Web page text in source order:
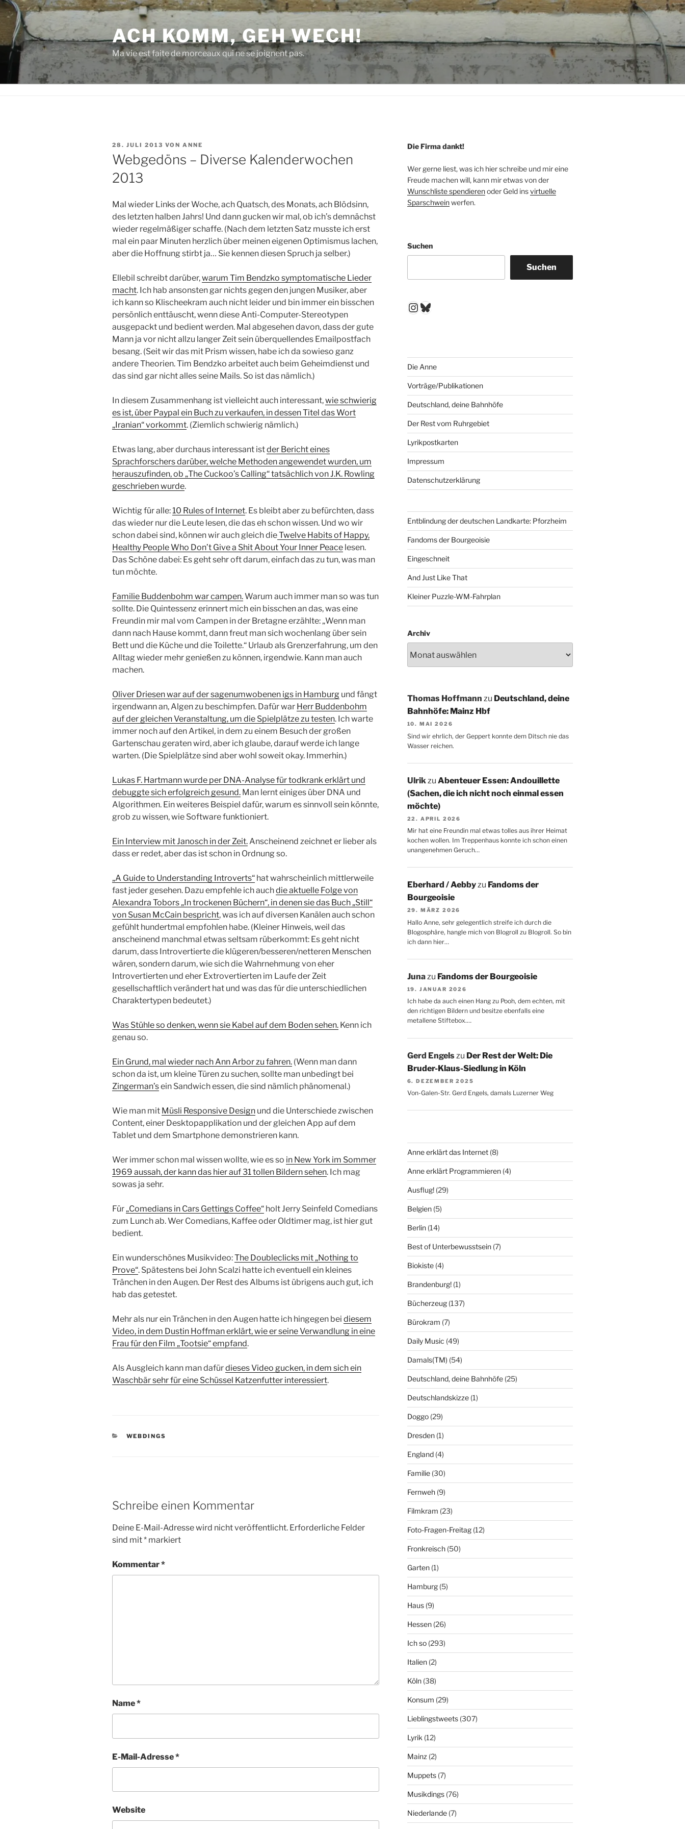
Zum
Inhalt
springen
ACH KOMM, GEH WECH!
Ma vie est faite de morceaux qui ne se joignent pas.
VERÖFFENTLICHT
AM
28. JULI 2013 VON ANNE
Webgedöns – Diverse Kalenderwochen
2013
Mal wieder Links der Woche, ach Quatsch, des Monats, ach Blödsinn,
des letzten halben Jahrs! Und dann gucken wir mal, ob ich’s demnächst
wieder regelmäßiger schaffe. (Nach dem letzten Satz musste ich erst
mal ein paar Minuten herzlich über meinen eigenen Optimismus lachen,
aber die Hoffnung stirbt ja… Sie kennen diesen Spruch ja selber.)
Ellebil schreibt darüber,warum Tim Bendzko symptomatische Lieder
macht. Ich hab ansonsten gar nichts gegen den jungen Musiker, aber
ich kann so Klischeekram auch nicht leider und bin immer ein bisschen
persönlich enttäuscht, wenn diese Anti-Computer-Stereotypen
ausgepackt und bedient werden. Mal abgesehen davon, dass der gute
Mann ja vor nicht allzu langer Zeit sein überquellendes Emailpostfach
besang. (Seit wir das mit Prism wissen, habe ich da sowieso ganz
andere Theorien. Tim Bendzko arbeitet auch beim Geheimdienst und
das sind gar nicht alles seine Mails. So ist das nämlich.)
In diesem Zusammenhang ist vielleicht auch interessant,wie schwierig
es ist, über Paypal ein Buch zu verkaufen, in dessen Titel das Wort
„Iranian“ vorkommt. (Ziemlich schwierig nämlich.)
Etwas lang, aber durchaus interessant istder Bericht eines
Sprachforschers darüber, welche Methoden angewendet wurden, um
herauszufinden, ob „The Cuckoo’s Calling“ tatsächlich von J.K. Rowling
geschrieben wurde.
Wichtig für alle:10 Rules of Internet. Es bleibt aber zu befürchten, dass
das wieder nur die Leute lesen, die das eh schon wissen. Und wo wir
schon dabei sind, können wir auch gleich dieTwelve Habits of Happy,
Healthy People Who Don’t Give a Shit About Your Inner Peace lesen.
Das Schöne dabei: Es geht sehr oft darum, einfach das zu tun, was man
tun möchte.
Familie Buddenbohm war campen.Warum auch immer man so was tun
sollte. Die Quintessenz erinnert mich ein bisschen an das, was eine
Freundin mir mal vom Campen in der Bretagne erzählte: „Wenn man
dann nach Hause kommt, dann freut man sich wochenlang über sein
Bett und die Küche und die Toilette.“ Urlaub als Grenzerfahrung, um den
Alltag wieder mehr genießen zu können, irgendwie. Kann man auch
machen.
Oliver Driesen war auf der sagenumwobenen igs in Hamburg und fängt
irgendwann an, Algen zu beschimpfen. Dafür war Herr Buddenbohm
auf der gleichen Veranstaltung, um die Spielplätze zu testen. Ich warte
immer noch auf den Artikel, in dem zu einem Besuch der großen
Gartenschau geraten wird, aber ich glaube, darauf werde ich lange
warten. (Die Spielplätze sind aber wohl soweit okay. Immerhin.)
Lukas F. Hartmann wurde per DNA-Analyse für todkrank erklärt und
debuggte sich erfolgreich gesund. Man lernt einiges über DNA und
Algorithmen. Ein weiteres Beispiel dafür, warum es sinnvoll sein könnte,
grob zu wissen, wie Software funktioniert.
Ein Interview mit Janosch in der Zeit.Anscheinend zeichnet er lieber als
dass er redet, aber das ist schon in Ordnung so.
„A Guide to Understanding Introverts“ hat wahrscheinlich mittlerweile
fast jeder gesehen. Dazu empfehle ich auchdie aktuelle Folge von
Alexandra Tobors „In trockenen Büchern“, in denen sie das Buch „Still“
von Susan McCain bespricht, was ich auf diversen Kanälen auch schon
gefühlt hundertmal empfohlen habe. (Kleiner Hinweis, weil das
anscheinend manchmal etwas seltsam rüberkommt: Es geht nicht
darum, dass Introvertierte die klügeren/besseren/netteren Menschen
wären, sondern darum, wie sich die Wahrnehmung von eher
Introvertierten und eher Extrovertierten im Laufe der Zeit
gesellschaftlich verändert hat und was das für die unterschiedlichen
Charaktertypen bedeutet.)
Was Stühle so denken, wenn sie Kabel auf dem Boden sehen. Kenn ich
genau so.
Ein Grund, mal wieder nach Ann Arbor zu fahren. (Wenn man dann
schon da ist, um kleine Türen zu suchen, sollte man unbedingt bei
Zingerman’sein Sandwich essen, die sind nämlich phänomenal.)
Wie man mit Müsli Responsive Design und die Unterschiede zwischen
Content, einer Desktopapplikation und der gleichen App auf dem
Tablet und dem Smartphone demonstrieren kann.
Wer immer schon mal wissen wollte, wie es so in New York im Sommer
1969 aussah, der kann das hier auf 31 tollen Bildern sehen. Ich mag
sowas ja sehr.
Für „Comedians in Cars Gettings Coffee“ holt Jerry Seinfeld Comedians
zum Lunch ab. Wer Comedians, Kaffee oder Oldtimer mag, ist hier gut
bedient.
Ein wunderschönes Musikvideo:The Doubleclicks mit „Nothing to
Prove“. Spätestens bei John Scalzi hatte ich eventuell ein kleines
Tränchen in den Augen. Der Rest des Albums ist übrigens auch gut, ich
hab das getestet.
Mehr als nur ein Tränchen in den Augen hatte ich hingegen bei diesem
Video, in dem Dustin Hoffman erklärt, wie er seine Verwandlung in eine
Frau für den Film „Tootsie“ empfand.
Als Ausgleich kann man dafürdieses Video gucken, in dem sich ein
Waschbär sehr für eine Schüssel Katzenfutter interessiert.
KATEGORIEN
WEBDINGS
Schreibe einen Kommentar
Deine E-Mail-Adresse wird nicht veröffentlicht. Erforderliche Felder
sind mit* markiert
Kommentar*
Name*
E-Mail-Adresse*
Website
Die Firma dankt!
Wer gerne liest, was ich hier schreibe und mir eine
Freude machen will, kann mir etwas von der
Wunschliste spendierenoder Geld insvirtuelle
Sparschweinwerfen.
Suchen
Suchen
Instagram
Bluesky
Die Anne
Vorträge/Publikationen
Deutschland, deine Bahnhöfe
Der Rest vom Ruhrgebiet
Lyrikpostkarten
Impressum
Datenschutzerklärung
Entblindung der deutschen Landkarte: Pforzheim
Fandoms der Bourgeoisie
Eingeschneit
And Just Like That
Kleiner Puzzle-WM-Fahrplan
Archiv
Thomas Hoffmann zu Deutschland, deine
Bahnhöfe: Mainz Hbf
10. MAI 2026
Sind wir ehrlich, der Geppert konnte dem Ditsch nie das
Wasser reichen.
Ulrikzu Abenteuer Essen: Andouillette
(Sachen, die ich nicht noch einmal essen
möchte)
22. APRIL 2026
Mir hat eine Freundin mal etwas tolles aus ihrer Heimat
kochen wollen. Im Treppenhaus konnte ich schon einen
unangenehmen Geruch…
Eberhard / Aebbyzu Fandoms der
Bourgeoisie
29. MÄRZ 2026
Hallo Anne, sehr gelegentlich streife ich durch die
Blogosphäre, hangle mich von Blogroll zu Blogroll. So bin
ich dann hier…
Junazu Fandoms der Bourgeoisie
19. JANUAR 2026
Ich habe da auch einen Hang zu Pooh, dem echten, mit
den richtigen Bildern und besitze ebenfalls eine
metallene Stiftebox.…
Gerd Engelszu Der Rest der Welt: Die
Bruder-Klaus-Siedlung in Köln
6. DEZEMBER 2025
Von-Galen-Str. Gerd Engels, damals Luzerner Weg
Anne erklärt das Internet(8)
Anne erklärt Programmieren(4)
Ausflug!(29)
Belgien(5)
Berlin(14)
Best of Unterbewusstsein(7)
Biokiste(4)
Brandenburg!(1)
Bücherzeug(137)
Bürokram (7)
Daily Music (49)
Damals(TM) (54)
Deutschland, deine Bahnhöfe(25)
Deutschlandskizze(1)
Doggo(29)
Dresden(1)
England(4)
Familie(30)
Fernweh(9)
Filmkram (23)
Foto-Fragen-Freitag(12)
Fronkreisch(50)
Garten(1)
Hamburg(5)
Haus(9)
Hessen(26)
Ich so(293)
Italien(2)
Köln(38)
Konsum (29)
Lieblingstweets(307)
Lyrik (12)
Mainz (2)
Muppets(7)
Musikdings(76)
Niederlande(7)